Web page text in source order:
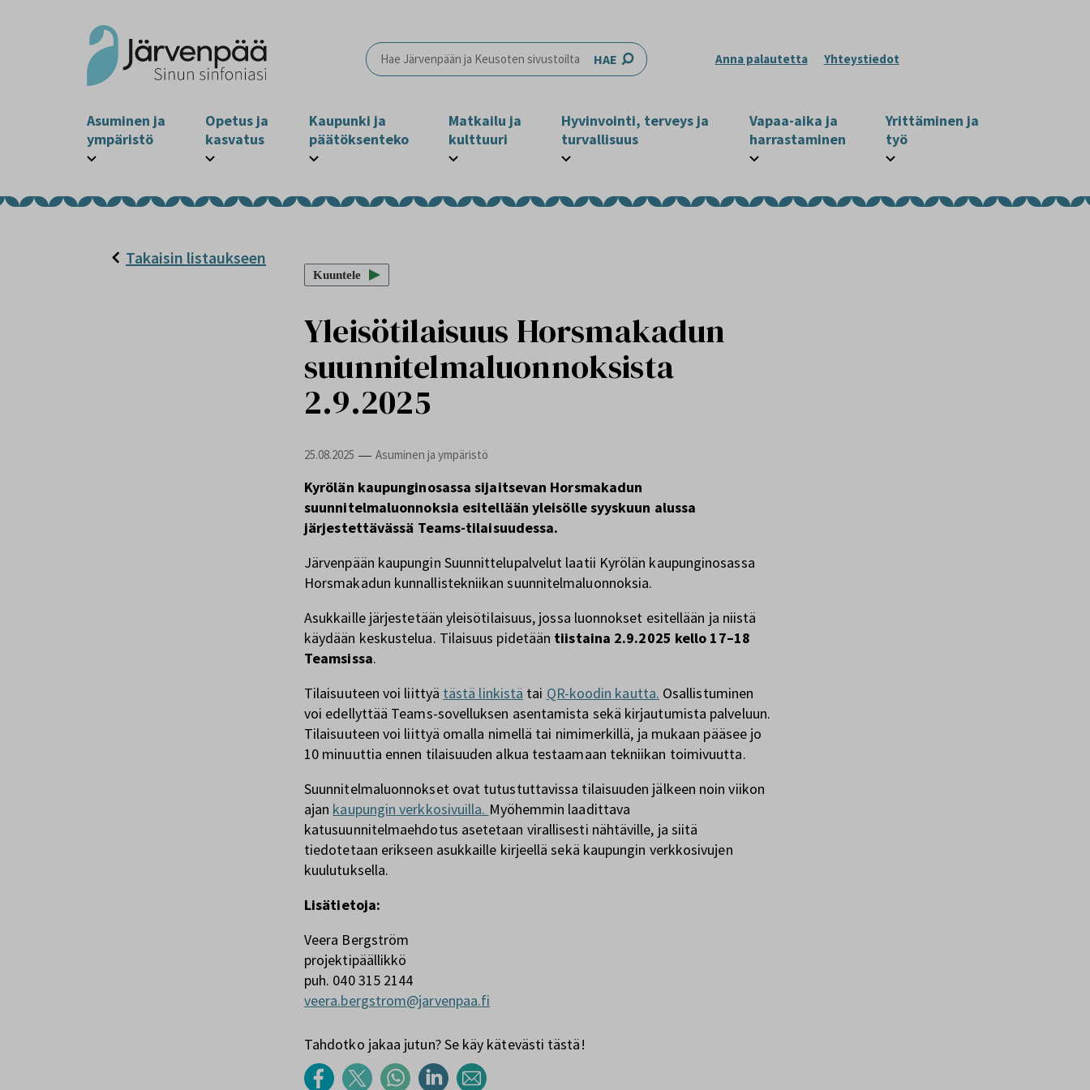
HAE Anna palautetta Yhteystiedot
Asuminen ja
ympäristö
Opetus ja
kasvatus
Kaupunki ja
päätöksenteko
Matkailu ja
kulttuuri
Hyvinvointi, terveys ja
turvallisuus
Vapaa-aika ja
harrastaminen
Yrittäminen ja
työ
Takaisin listaukseen
Kuuntele
Yleisötilaisuus Horsmakadun
suunnitelmaluonnoksista
2.9.2025
25.08.2025 — Asuminen ja ympäristö
Kyrölän kaupunginosassa sijaitsevan Horsmakadun
suunnitelmaluonnoksia esitellään yleisölle syyskuun alussa
järjestettävässä Teams-tilaisuudessa.
Järvenpään kaupungin Suunnittelupalvelut laatii Kyrölän kaupunginosassa
Horsmakadun kunnallistekniikan suunnitelmaluonnoksia.
Asukkaille järjestetään yleisötilaisuus, jossa luonnokset esitellään ja niistä
käydään keskustelua. Tilaisuus pidetään tiistaina 2.9.2025 kello 17–18
Teamsissa.
Tilaisuuteen voi liittyä tästä linkistä tai QR-koodin kautta. Osallistuminen
voi edellyttää Teams-sovelluksen asentamista sekä kirjautumista palveluun.
Tilaisuuteen voi liittyä omalla nimellä tai nimimerkillä, ja mukaan pääsee jo
10 minuuttia ennen tilaisuuden alkua testaamaan tekniikan toimivuutta.
Suunnitelmaluonnokset ovat tutustuttavissa tilaisuuden jälkeen noin viikon
ajan kaupungin verkkosivuilla. Myöhemmin laadittava
katusuunnitelmaehdotus asetetaan virallisesti nähtäville, ja siitä
tiedotetaan erikseen asukkaille kirjeellä sekä kaupungin verkkosivujen
kuulutuksella.
Lisätietoja:
Veera Bergström
projektipäällikkö
puh. 040 315 2144
veera.bergstrom@jarvenpaa.fi
Tahdotko jakaa jutun? Se käy kätevästi tästä!